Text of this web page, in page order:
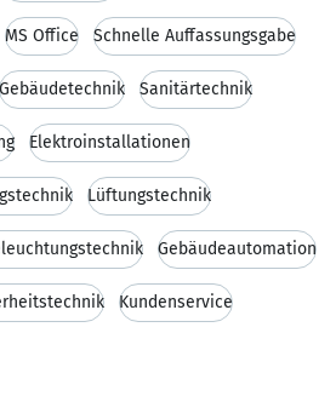
MS Office Schnelle Auffassungsgabe
Gebäudetechnik Sanitärtechnik
Elektroinstallationen
Lüftungstechnik
Gebäudeautomation
Kundenservice